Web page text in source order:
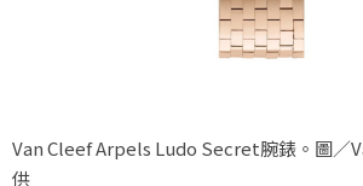
Van Cleef Arpels Ludo Secret腕錶。圖／
供